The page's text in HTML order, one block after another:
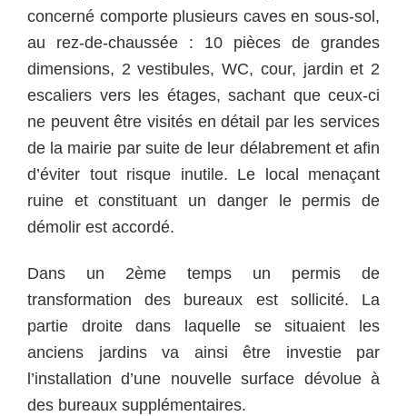
concerné comporte plusieurs caves en sous-sol,
au rez-de-chaussée : 10 pièces de grandes
dimensions, 2 vestibules, WC, cour, jardin et 2
escaliers vers les étages, sachant que ceux-ci
ne peuvent être visités en détail par les services
de la mairie par suite de leur délabrement et afin
d’éviter tout risque inutile. Le local menaçant
ruine et constituant un danger le permis de
démolir est accordé.
Dans un 2ème temps un permis de
transformation des bureaux est sollicité. La
partie droite dans laquelle se situaient les
anciens jardins va ainsi être investie par
l’installation d’une nouvelle surface dévolue à
des bureaux supplémentaires.